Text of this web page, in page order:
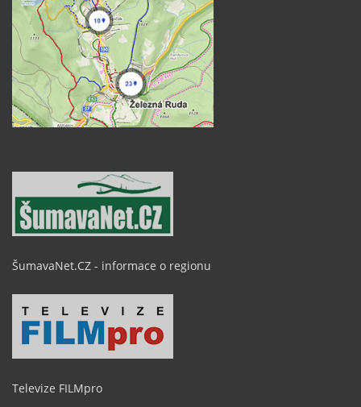
ŠumavaNet.CZ - informace o regionu
Televize FILMpro